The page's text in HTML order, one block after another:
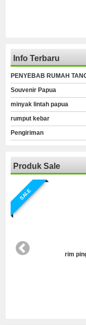
Info Terbaru
PENYEBAB RUMAH
Souvenir Papua
minyak lintah papua
rumput kebar
Pengiriman
Produk Sale
SALE
rim